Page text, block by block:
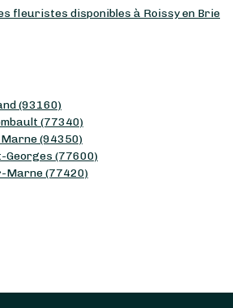
fleuristes disponibles à Roissy en Brie
(93160)
(77340)
(94350)
(77600)
Marne (77420)